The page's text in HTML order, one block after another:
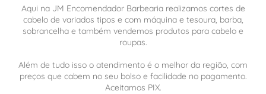
Aqui na JM Encomendador Barbearia realizamos cortes de
cabelo de variados tipos e com máquina e tesoura, barba,
sobrancelha e também vendemos produtos para cabelo e
roupas.
Além de tudo isso o atendimento é o melhor da região, com
preços que cabem no seu bolso e facilidade no pagamento.
Aceitamos PIX.